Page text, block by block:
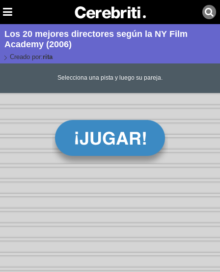
Los 20 mejores directores según la NY Film
Academy (2006)
Creado por:rita
Selecciona una pista y luego su pareja.